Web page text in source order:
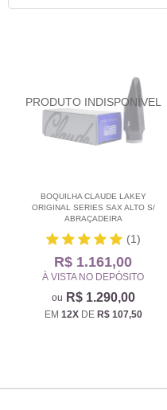
BOQUILHA CLAUDE LAKEY
ORIGINAL SERIES SAX ALTO S/
ABRAÇADEIRA
(1)
R$ 1.161,00
À VISTA NO DEPÓSITO
R$ 1.290,00
EM 12XDE R$ 107,50